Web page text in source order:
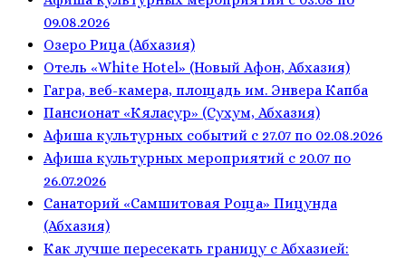
09.08.2026
Озеро Рица (Абхазия)
Отель «White Hotel» (Новый Афон, Абхазия)
Гагра, веб-камера, площадь им. Энвера Капба
Пансионат «Кяласур» (Сухум, Абхазия)
Афиша культурных событий с 27.07 по 02.08.2026
Афиша культурных мероприятий с 20.07 по
26.07.2026
Санаторий «Самшитовая Роща» Пицунда
(Абхазия)
Как лучше пересекать границу с Абхазией: